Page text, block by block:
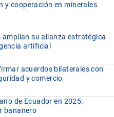
y cooperación en minerales
amplían su alianza estratégica
artificial
acuerdos bilaterales con
y comercio
de Ecuador en 2025:
bananero